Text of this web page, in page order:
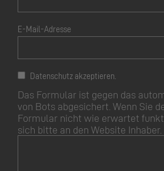
E-Mail-Adresse
Datenschutz akzeptieren.
Das Formular ist gegen das
von Bots abgesichert. Wenn Sie
Formular nicht wie erwartet
sich bitte an den Website Inhaber.